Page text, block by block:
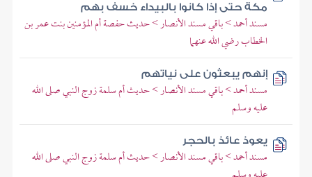
مكة حتى إذا كانوا بالبيداء خسف بهم
مسند أحمد > باقي مسند الأنصار > حديث حفصة أم المؤمنين بنت عمر بن
الخطاب رضي الله عنهما
إنهم يبعثون على نياتهم
مسند أحمد > باقي مسند الأنصار > حديث أم سلمة زوج النبي صلى الله
عليه وسلم
يعوذ عائذ بالحجر
مسند أحمد > باقي مسند الأنصار > حديث أم سلمة زوج النبي صلى الله